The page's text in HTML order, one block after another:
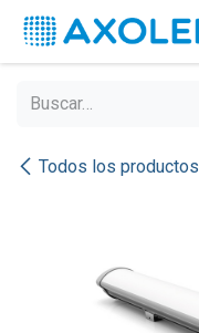
Ir al contenido
Todos los productos